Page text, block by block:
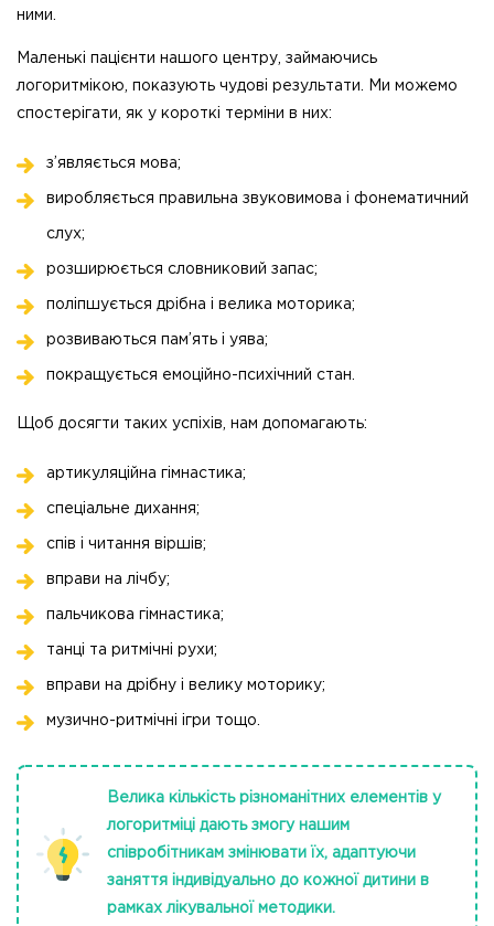
ними.
Маленькі пацієнти нашого центру, займаючись
логоритмікою, показують чудові результати. Ми можемо
спостерігати, як у короткі терміни в них:
з’являється мова;
виробляється правильна звуковимова і фонематичний
слух;
розширюється словниковий запас;
поліпшується дрібна і велика моторика;
розвиваються пам’ять і уява;
покращується емоційно-психічний стан.
Щоб досягти таких успіхів, нам допомагають:
артикуляційна гімнастика;
спеціальне дихання;
спів і читання віршів;
вправи на лічбу;
пальчикова гімнастика;
танці та ритмічні рухи;
вправи на дрібну і велику моторику;
музично-ритмічні ігри тощо.
Велика кількість різноманітних елементів у
логоритміці дають змогу нашим
співробітникам змінювати їх, адаптуючи
заняття індивідуально до кожної дитини в
рамках лікувальної методики.